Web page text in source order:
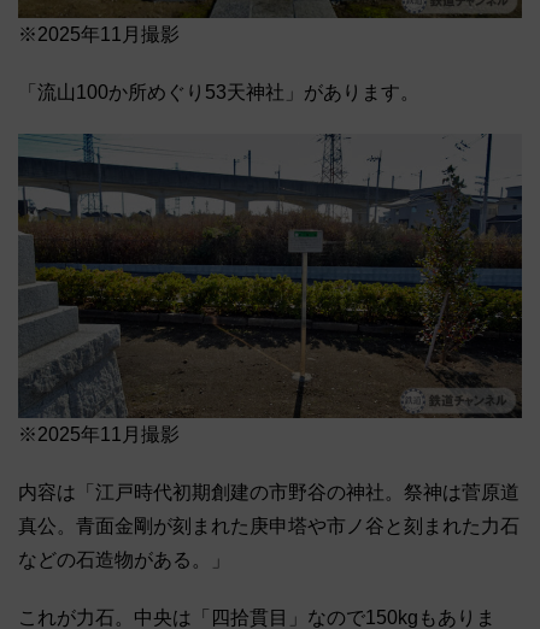
※2025年11月撮影
「流山100か所めぐり53天神社」があります。
※2025年11月撮影
内容は「江戸時代初期創建の市野谷の神社。祭神は菅原道
真公。青面金剛が刻まれた庚申塔や市ノ谷と刻まれた力石
などの石造物がある。」
これが力石。中央は「四拾貫目」なので150kgもありま